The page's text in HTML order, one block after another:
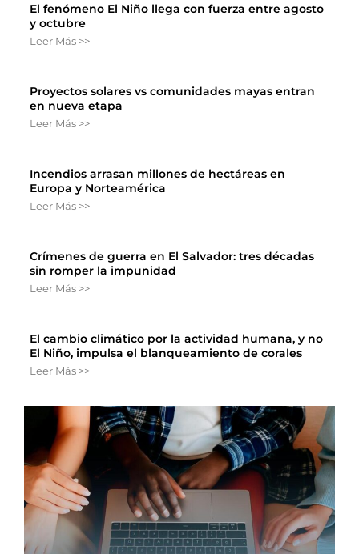
El fenómeno El Niño llega con fuerza entre agosto
y octubre
Leer Más >>
Proyectos solares vs comunidades mayas entran
en nueva etapa
Leer Más >>
Incendios arrasan millones de hectáreas en
Europa y Norteamérica
Leer Más >>
Crímenes de guerra en El Salvador: tres décadas
sin romper la impunidad
Leer Más >>
El cambio climático por la actividad humana, y no
El Niño, impulsa el blanqueamiento de corales
Leer Más >>